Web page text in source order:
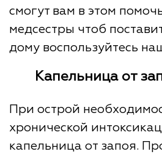
смогут вам в этом
медсестры чтоб
дому воспользуйтесь
Капельница от
При острой
хронической
капельница от запоя.